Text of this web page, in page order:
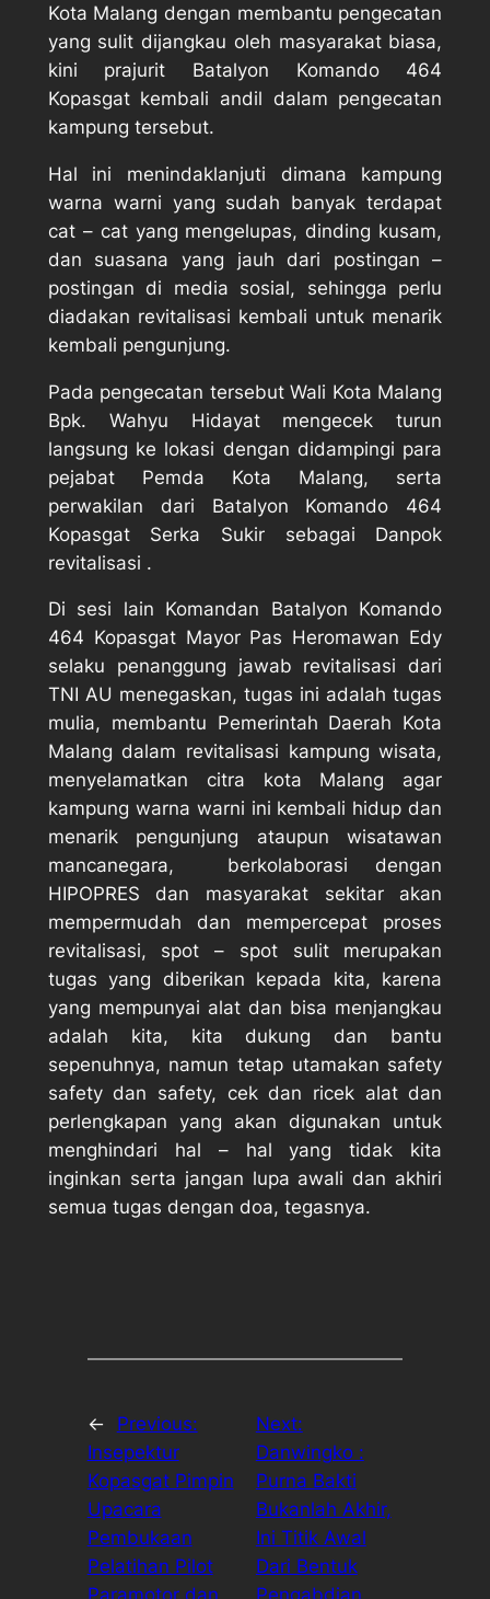
Kota Malang dengan membantu pengecatan
yang sulit dijangkau oleh masyarakat biasa,
kini prajurit Batalyon Komando 464
Kopasgat kembali andil dalam pengecatan
kampung tersebut.
Hal ini menindaklanjuti dimana kampung
warna warni yang sudah banyak terdapat
cat – cat yang mengelupas, dinding kusam,
dan suasana yang jauh dari postingan –
postingan di media sosial, sehingga perlu
diadakan revitalisasi kembali untuk menarik
kembali pengunjung.
Pada pengecatan tersebut Wali Kota Malang
Bpk. Wahyu Hidayat mengecek turun
langsung ke lokasi dengan didampingi para
pejabat Pemda Kota Malang, serta
perwakilan dari Batalyon Komando 464
Kopasgat Serka Sukir sebagai Danpok
revitalisasi .
Di sesi lain Komandan Batalyon Komando
464 Kopasgat Mayor Pas Heromawan Edy
selaku penanggung jawab revitalisasi dari
TNI AU menegaskan, tugas ini adalah tugas
mulia, membantu Pemerintah Daerah Kota
Malang dalam revitalisasi kampung wisata,
menyelamatkan citra kota Malang agar
kampung warna warni ini kembali hidup dan
menarik pengunjung ataupun wisatawan
mancanegara, berkolaborasi dengan
HIPOPRES dan masyarakat sekitar akan
mempermudah dan mempercepat proses
revitalisasi, spot – spot sulit merupakan
tugas yang diberikan kepada kita, karena
yang mempunyai alat dan bisa menjangkau
adalah kita, kita dukung dan bantu
sepenuhnya, namun tetap utamakan safety
safety dan safety, cek dan ricek alat dan
perlengkapan yang akan digunakan untuk
menghindari hal – hal yang tidak kita
inginkan serta jangan lupa awali dan akhiri
semua tugas dengan doa, tegasnya.
←
Previous:
Insepektur
Kopasgat Pimpin
Upacara
Pembukaan
Pelatihan Pilot
Paramotor dan
Next:
Danwingko :
Purna Bakti
Bukanlah Akhir,
Ini Titik Awal
Dari Bentuk
Pengabdian